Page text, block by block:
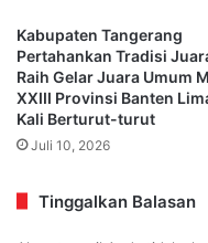
Kabupaten Tangerang
Pertahankan Tradisi
Raih Gelar Juara Umum
XXIII Provinsi Banten
Kali Berturut-turut
Juli 10, 2026
Tinggalkan Balasan